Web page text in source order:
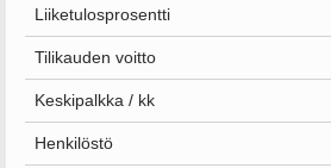
Liiketulosprosentti
Tilikauden voitto
Keskipalkka / kk
Henkilöstö